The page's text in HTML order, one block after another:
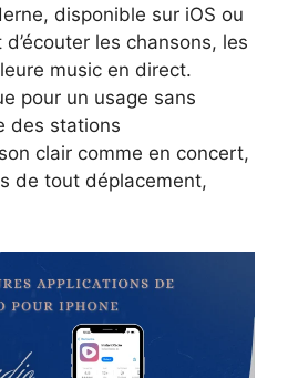
disponible sur iOS ou
les chansons, les
music en direct.
pour un usage sans
des stations
clair comme en concert,
de tout déplacement,